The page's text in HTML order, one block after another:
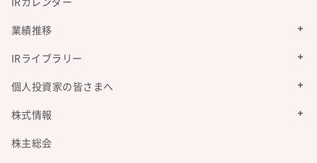
IRカレンダー
業績推移
IRライブラリー
個人投資家の皆さまへ
株式情報
株主総会